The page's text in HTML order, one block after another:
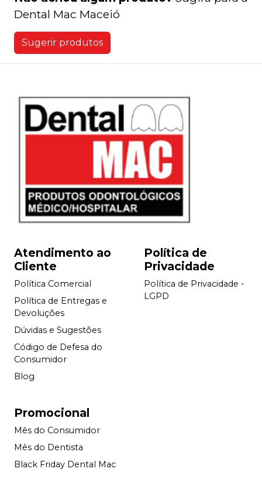
Dental Mac Maceió
Sugerir produtos
Atendimento ao
Cliente
Política Comercial
Política de Entregas e
Devoluções
Dúvidas e Sugestões
Código de Defesa do
Consumidor
Blog
Política de
Privacidade
Política de Privacidade -
LGPD
Promocional
Mês do Consumidor
Mês do Dentista
Black Friday Dental Mac